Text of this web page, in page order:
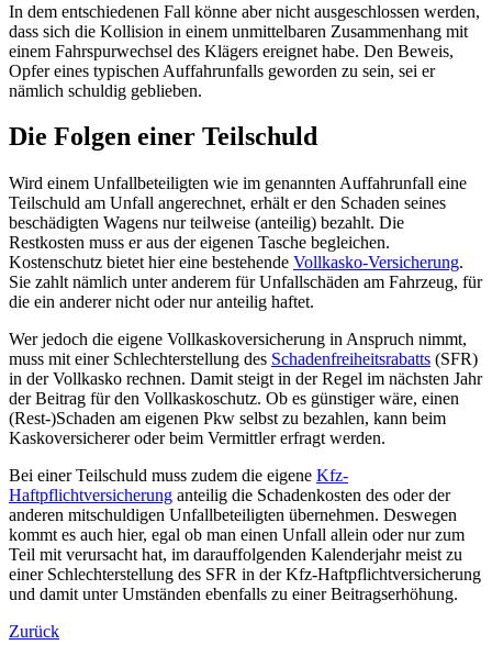
In dem entschiedenen Fall könne aber nicht ausgeschlossen werden,
dass sich die Kollision in einem unmittelbaren Zusammenhang mit
einem Fahrspurwechsel des Klägers ereignet habe. Den Beweis,
Opfer eines typischen Auffahrunfalls geworden zu sein, sei er
nämlich schuldig geblieben.
Die Folgen einer Teilschuld
Wird einem Unfallbeteiligten wie im genannten Auffahrunfall eine
Teilschuld am Unfall angerechnet, erhält er den Schaden seines
beschädigten Wagens nur teilweise (anteilig) bezahlt. Die
Restkosten muss er aus der eigenen Tasche begleichen.
Kostenschutz bietet hier eine bestehende Vollkasko-Versicherung.
Sie zahlt nämlich unter anderem für Unfallschäden am Fahrzeug, für
die ein anderer nicht oder nur anteilig haftet.
Wer jedoch die eigene Vollkaskoversicherung in Anspruch nimmt,
muss mit einer Schlechterstellung des Schadenfreiheitsrabatts (SFR)
in der Vollkasko rechnen. Damit steigt in der Regel im nächsten Jahr
der Beitrag für den Vollkaskoschutz. Ob es günstiger wäre, einen
(Rest-)Schaden am eigenen Pkw selbst zu bezahlen, kann beim
Kaskoversicherer oder beim Vermittler erfragt werden.
Bei einer Teilschuld muss zudem die eigene Kfz-
Haftpflichtversicherung anteilig die Schadenkosten des oder der
anderen mitschuldigen Unfallbeteiligten übernehmen. Deswegen
kommt es auch hier, egal ob man einen Unfall allein oder nur zum
Teil mit verursacht hat, im darauffolgenden Kalenderjahr meist zu
einer Schlechterstellung des SFR in der Kfz-Haftpflichtversicherung
und damit unter Umständen ebenfalls zu einer Beitragserhöhung.
Zurück